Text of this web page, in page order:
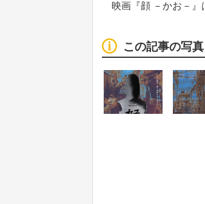
映画『顔 －かお－』
この記事の写